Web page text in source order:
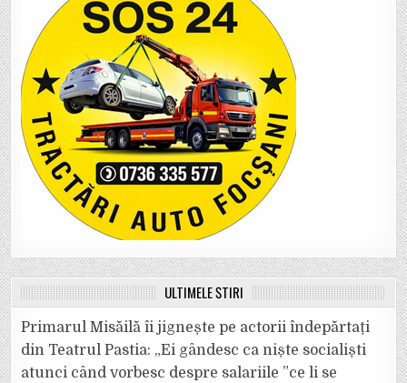
ULTIMELE ȘTIRI
Primarul Misăilă îi jignește pe actorii îndepărtați
din Teatrul Pastia: „Ei gândesc ca niște socialiști
atunci când vorbesc despre salariile ”ce li se